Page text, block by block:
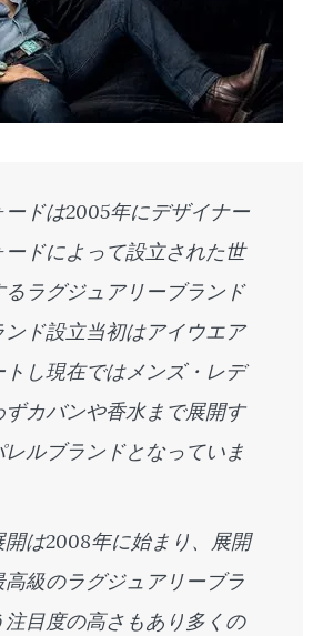
ードは2005年にデザイナー
ードによって設立された世
ラグジュアリーブランド
ンド設立当初はアイウエア
し現在ではメンズ・レデ
ずカバンや香水まで展開す
レルブランドとなっていま
開は2008年に始まり、展開
高級のラグジュアリーブラ
注目度の高さもあり多くの